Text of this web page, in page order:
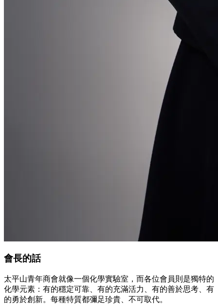
會長的話
太平山青年商會就像一個化學實驗室，而各位會員則是獨特的
化學元素：有的穩定可靠、有的充滿活力、有的善於思考、有
的勇於創新。每種特質都彌足珍貴、不可取代。